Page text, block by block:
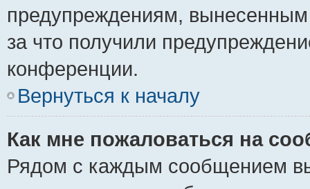
предупреждениям,
за что получили
конференции.
Вернуться к началу
Как мне пожаловаться на
Рядом с каждым сообщением